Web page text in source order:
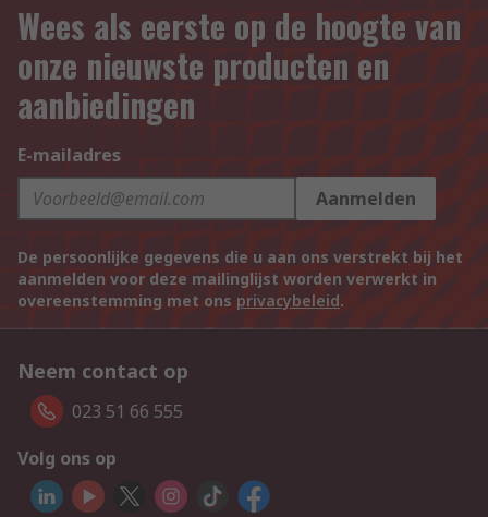
Wees als eerste op de hoogte van
onze nieuwste producten en
aanbiedingen
E-mailadres
Aanmelden
De persoonlijke gegevens die u aan ons verstrekt bij het
aanmelden voor deze mailinglijst worden verwerkt in
overeenstemming met ons privacybeleid.
Neem contact op
023 51 66 555
Volg ons op